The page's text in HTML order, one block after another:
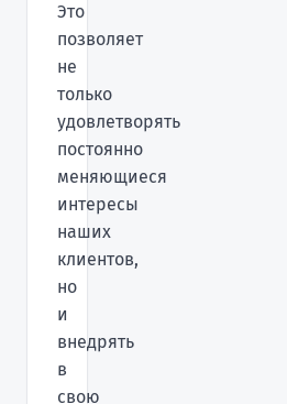
Это
позволяет
не
только
удовлетворять
постоянно
меняющиеся
интересы
наших
клиентов,
но
и
внедрять
в
свою